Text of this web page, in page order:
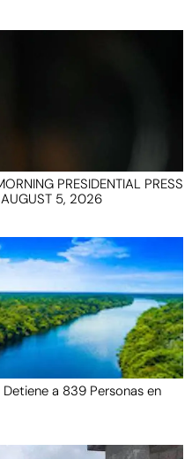
PRESIDENTIAL PRESS
AUGUST 5, 2026
a 839 Personas en